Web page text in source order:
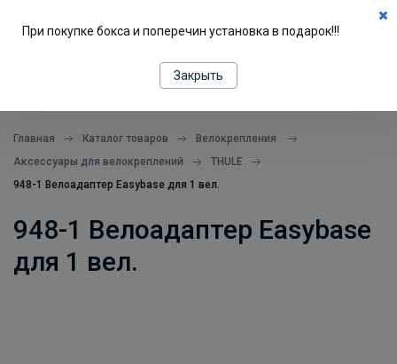
Главная Каталог товаров
Велокрепления
Аксессуары для велокреплений
THULE
948-1 Велоадаптер Easybase для 1 вел.
948-1 Велоадаптер Easybase
для 1 вел.
При покупке бокса и поперечин установка в подарок!!!
Закрыть